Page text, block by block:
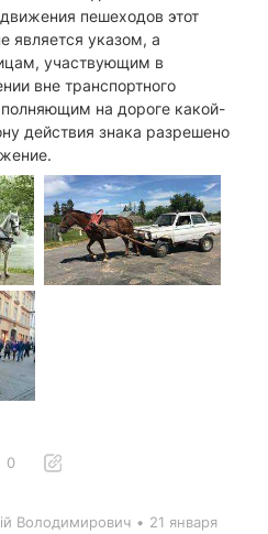
пешеходов этот
является указом, а
участвующим в
вне транспортного
на дороге какой-
действия знака разрешено
0
Володимирович • 21 января